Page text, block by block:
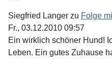
Siegfried Langer zu Folge
Fr., 03.12.2010 09:57
Ein wirklich schöner Hund!
Leben. Ein gutes Zuhause